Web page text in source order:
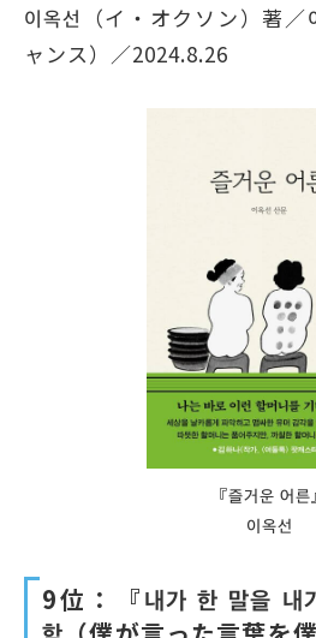
이옥선（イ・オクソン）著／
ャンス）／2024.8.26
『즐거운 어른
이옥선
9位：『내가 한 말을 내